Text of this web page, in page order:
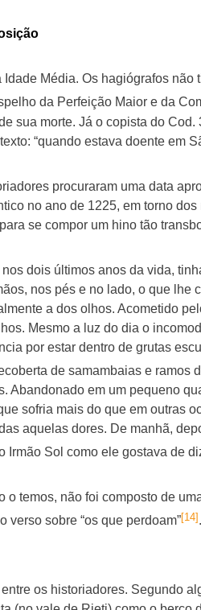
Média. Os hagiógrafos
da Perfeição Maior e da
sua morte. Já o copista do
“quando estava doente em
procuraram uma data
no ano de 1225, em torno
se compor um hino tão
dois últimos anos da vida,
nos pés e no lado, o que lhe
a dos olhos. Acometido
Mesmo a luz do dia o
por estar dentro de grutas
de samambaias e ramos
Abandonado em um pequeno
sofria mais do que em outras
aquelas dores. De manhã,
Irmão Sol como ele gostava de
o temos, não foi composto de
verso sobre “os que perdoam”[14]
os historiadores. Segundo